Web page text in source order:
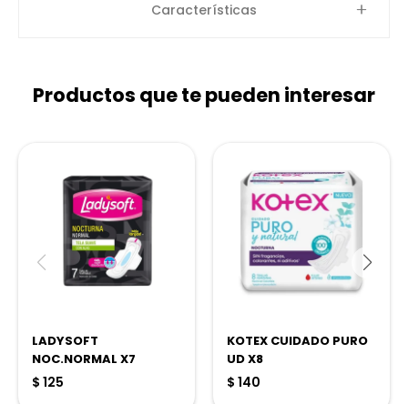
Características
Productos que te pueden interesar
LADYSOFT
NOC.NORMAL X7
$ 125
KOTEX CUIDADO PURO
UD X8
$ 140